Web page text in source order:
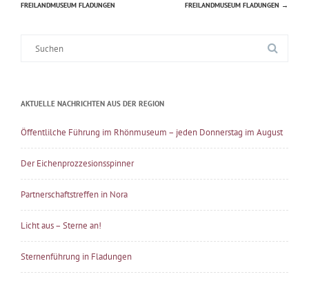
FREILANDMUSEUM FLADUNGEN FREILANDMUSEUM FLADUNGEN →
AKTUELLE NACHRICHTEN AUS DER REGION
Öffentlilche Führung im Rhönmuseum – jeden Donnerstag im August
Der Eichenprozzesionsspinner
Partnerschaftstreffen in Nora
Licht aus – Sterne an!
Sternenführung in Fladungen